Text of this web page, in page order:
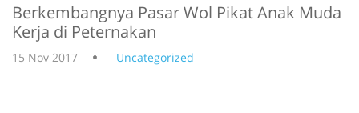
Berkembangnya Pasar Wol Pikat Anak Muda
Kerja di Peternakan
15 Nov 2017 Uncategorized